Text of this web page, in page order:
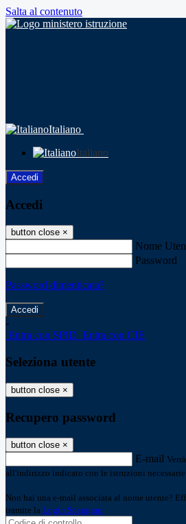
Salta al contenuto
Italiano
Italiano
Accedi
Accedi
button close ×
Nome
Password
Password dimenticata?
-
Entra con SPID Entra con CIE
Seleziona utente
button close ×
Recupero password
button close ×
E-mail
all'indirizzo indicato con le istruzioni necessarie.
Non hai una e-mail associata al nome utente?
tramite la Login Spaggiari